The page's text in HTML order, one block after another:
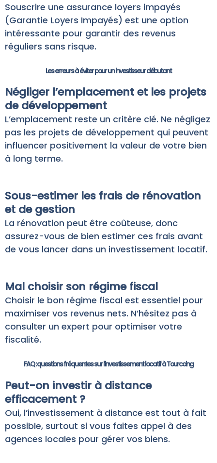
Souscrire une assurance loyers impayés
(Garantie Loyers Impayés) est une option
intéressante pour garantir des revenus
réguliers sans risque.
Les erreurs à éviter pour un investisseur débutant
Négliger l’emplacement et les projets
de développement
L’emplacement reste un critère clé. Ne négligez
pas les projets de développement qui peuvent
influencer positivement la valeur de votre bien
à long terme.
Sous-estimer les frais de rénovation
et de gestion
La rénovation peut être coûteuse, donc
assurez-vous de bien estimer ces frais avant
de vous lancer dans un investissement locatif.
Mal choisir son régime fiscal
Choisir le bon régime fiscal est essentiel pour
maximiser vos revenus nets. N’hésitez pas à
consulter un expert pour optimiser votre
fiscalité.
FAQ : questions fréquentes sur l’investissement locatif à Tourcoing
Peut-on investir à distance
efficacement ?
Oui, l’investissement à distance est tout à fait
possible, surtout si vous faites appel à des
agences locales pour gérer vos biens.